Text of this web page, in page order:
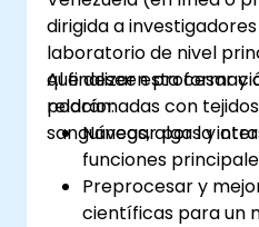
Comprender las
las mejores
tecnología de
dirigida a
laboratorio de nivel
que deseen procesar y
relacionadas con
sanguíneas, algas y
Al finalizar esta
podrán:
Navegar por la
funciones
Preprocesar y
científicas para un